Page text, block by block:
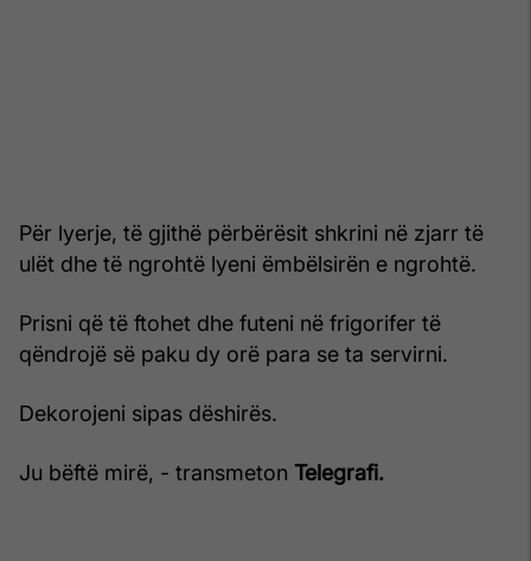
Për lyerje, të gjithë përbërësit shkrini në zjarr të
ulët dhe të ngrohtë lyeni ëmbëlsirën e ngrohtë.
Prisni që të ftohet dhe futeni në frigorifer të
qëndrojë së paku dy orë para se ta servirni.
Dekorojeni sipas dëshirës.
Ju bëftë mirë, - transmeton Telegrafi.